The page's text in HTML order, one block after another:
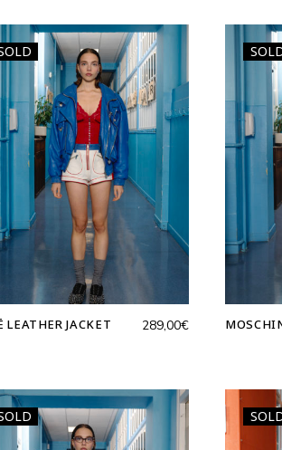
LEATHER JACKET 289,00€